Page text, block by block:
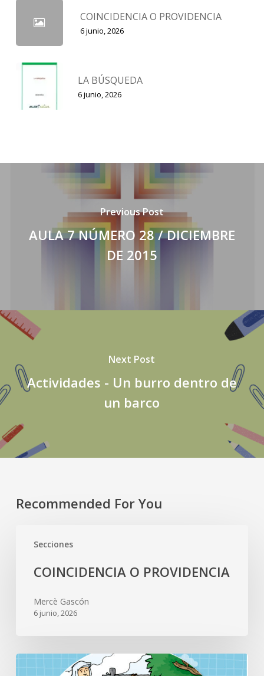
COINCIDENCIA O PROVIDENCIA
6 junio, 2026
LA BÚSQUEDA
6 junio, 2026
Previous Post
AULA 7 NÚMERO 28 / DICIEMBRE
DE 2015
Next Post
Actividades - Un burro dentro de
un barco
Recommended For You
Secciones
COINCIDENCIA O PROVIDENCIA
Mercè Gascón
6 junio, 2026